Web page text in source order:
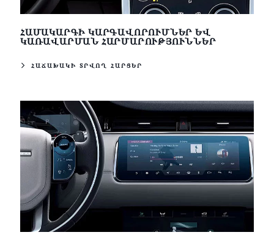
ՀԱՄԱԿԱՐԳԻ ԿԱՐԳԱՎՈՐՈՒՄՆԵՐ ԵՎ
ԿԱՌԱՎԱՐՄԱՆ ՀԱՐՄԱՐՈՒԹՅՈՒՆՆԵՐ
ՀԱՃԱԽԱԿԻ ՏՐՎՈՂ ՀԱՐՑԵՐ